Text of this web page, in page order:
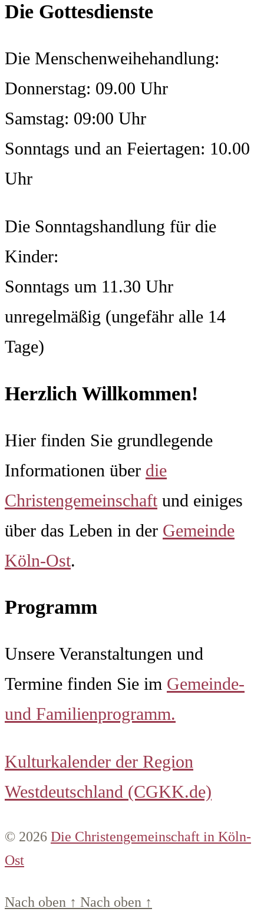
Die Gottesdienste
Die Menschenweihehandlung:
Donnerstag: 09.00 Uhr
Samstag: 09:00 Uhr
Sonntags und an Feiertagen: 10.00
Uhr
Die Sonntagshandlung für die
Kinder:
Sonntags um 11.30 Uhr
unregelmäßig (ungefähr alle 14
Tage)
Herzlich Willkommen!
Hier finden Sie grundlegende
Informationen über die
Christengemeinschaft und einiges
über das Leben in der Gemeinde
Köln-Ost.
Programm
Unsere Veranstaltungen und
Termine finden Sie im Gemeinde-
und Familienprogramm.
Kulturkalender der Region
Westdeutschland (CGKK.de)
© 2026 Die Christengemeinschaft in Köln-
Ost
Nach oben ↑ Nach oben ↑